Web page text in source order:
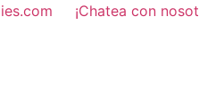
¡Chatea con